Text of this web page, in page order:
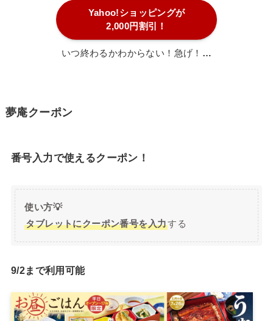
Yahoo!ショッピングが
2,000円割引！
いつ終わるかわからない！急げ！ …
夢庵クーポン
番号入力で使えるクーポン！
使い方💡
タブレットにクーポン番号を入力する
9/2まで利用可能